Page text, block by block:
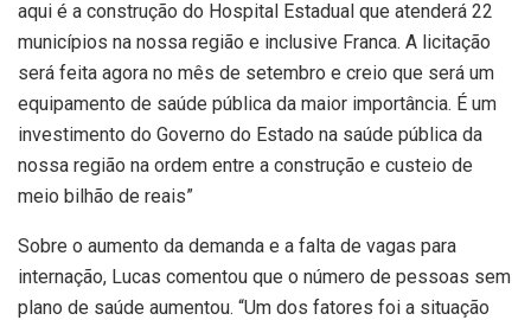
aqui é a construção do Hospital Estadual que atenderá 22
municípios na nossa região e inclusive Franca. A licitação
será feita agora no mês de setembro e creio que será um
equipamento de saúde pública da maior importância. É um
investimento do Governo do Estado na saúde pública da
nossa região na ordem entre a construção e custeio de
meio bilhão de reais”
Sobre o aumento da demanda e a falta de vagas para
internação, Lucas comentou que o número de pessoas sem
plano de saúde aumentou. “Um dos fatores foi a situação